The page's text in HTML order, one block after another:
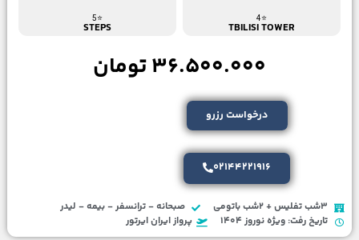
⭐4
TBILISI TOWER
⭐5
STEPS
36.500.000 تومان
درخواست رزرو
02144221916
3شب تفلیس + 2شب باتومی
صبحانه - ترانسفر - بیمه - لیدر
تاریخ رفت: ویژه نوروز 1404
پرواز ایران ایرتور